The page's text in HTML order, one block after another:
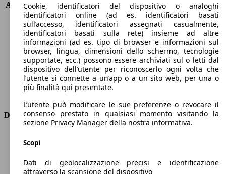
Accelerazione (0-100 km/h)
8.3s
Velocità massima (km/h)
206 km/h
Numero di marce
6
Coppia
230 nm
Cilindrata
1199 ccm
Carburante
Elettrica/Benzina
Cilindri
Trasmissione
Automatico
Tipo di trazione
Dimensioni
Larghezza
1770 mm
Passo
2610 mm
Cookie, identificatori del dispositivo o analoghi
identificatori online (ad es. identificatori basati
sull’accesso, identificatori assegnati casualmente,
identificatori basati sulla rete) insieme ad altre
informazioni (ad es. tipo di browser e informazioni sul
browser, lingua, dimensioni dello schermo, tecnologie
supportate, ecc.) possono essere archiviati sul o letti dal
dispositivo dell’utente per riconoscerlo ogni volta che
l’utente si connette a un’app o a un sito web, per una o
più finalità qui presentate.
L’utente può modificare le sue preferenze o revocare il
consenso prestato in qualsiasi momento visitando la
sezione Privacy Manager della nostra informativa.
Scopi
Dati di geolocalizzazione precisi e identificazione
attraverso la scansione del dispositivo